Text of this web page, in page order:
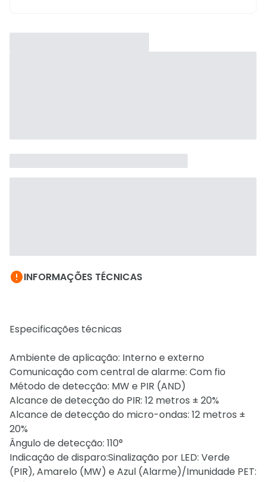
INFORMAÇÕES TÉCNICAS
Especificações técnicas
Ambiente de aplicação: Interno e externo
Comunicação com central de alarme: Com fio
​Método de detecção: MW e PIR (AND)
Alcance de detecção do PIR: 12 metros ± 20%
Alcance de detecção do micro-ondas: 12 metros ±
20%
Ângulo de detecção: 110°
Indicação de disparo:Sinalização por LED: Verde
(PIR), Amarelo (MW) e Azul (Alarme)/Imunidade PET: